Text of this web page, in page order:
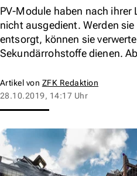
PV-Module haben nach ihrer
nicht ausgedient. Werden
entsorgt, können sie
Sekundärrohstoffe dienen.
Artikel von ZFK Redaktion
28.10.2019, 14:17 Uhr